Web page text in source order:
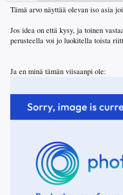
Tämä arvo näyttää olevan iso asia
Jos idea on että kysy, ja toinen
perusteella voi jo luokitella toista
Ja en minä tämän viisaanpi ole: